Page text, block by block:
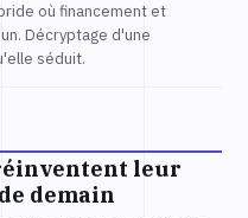
où financement et
Décryptage d'une
séduit.
leur
demain